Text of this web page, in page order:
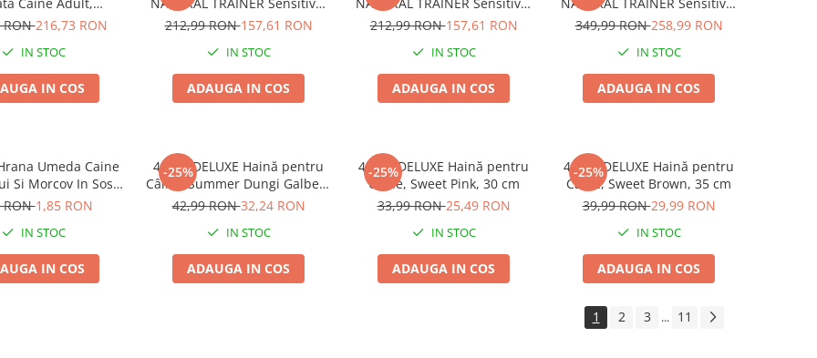
Intestinal, Talie
RON216,73 RON
IN STOC
IN COS
Talie Mică, Prosciutto Crudo,
212,99 RON157,61 RON
IN STOC
ADAUGA IN COS
Talie Mică, Vită și Orez, 7kg
212,99 RON157,61 RON
IN STOC
ADAUGA IN COS
Fără Gluten, Talie
349,99 RON258,99 RON
IN STOC
ADAUGA IN COS
Umeda Caine
Si Morcov In Sos
100g
RON1,85 RON
IN STOC
IN COS
-25%
4DOG DELUXE Haină pentru
Câine, Summer Dungi Galben,
35 cm
42,99 RON32,24 RON
IN STOC
ADAUGA IN COS
-25%
4DOG DELUXE Haină pentru
Câine, Sweet Pink, 30 cm
33,99 RON25,49 RON
IN STOC
ADAUGA IN COS
-25%
4DOG DELUXE Haină pentru
Câine, Sweet Brown, 35 cm
39,99 RON29,99 RON
IN STOC
ADAUGA IN COS
1 2 3 ... 11